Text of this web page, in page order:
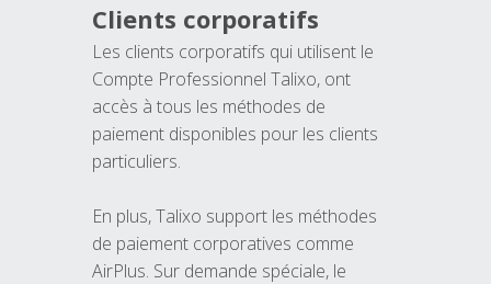
Clients corporatifs
Les clients corporatifs qui utilisent le
Compte Professionnel Talixo, ont
accès à tous les méthodes de
paiement disponibles pour les clients
particuliers.
En plus, Talixo support les méthodes
de paiement corporatives comme
AirPlus. Sur demande spéciale, le